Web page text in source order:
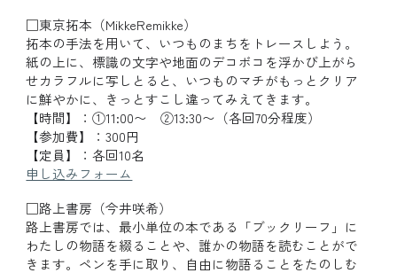
□東京拓本（MikkeRemikke）
拓本の手法を用いて、いつものまちをトレースしよう。
紙の上に、標識の文字や地面のデコボコを浮かび上がら
せカラフルに写しとると、いつものマチがもっとクリア
に鮮やかに、きっとすこし違ってみえてきます。
【時間】：①11:00〜 ②13:30〜（各回70分程度）
【参加費】：300円
【定員】：各回10名
申し込みフォーム
□路上書房（今井咲希）
路上書房では、最小単位の本である「ブックリーフ」に
わたしの物語を綴ることや、誰かの物語を読むことがで
きます。ペンを手に取り、自由に物語ることをたのしむ